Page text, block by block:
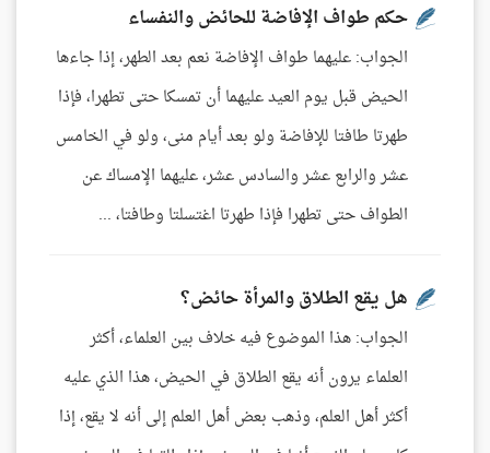
حكم طواف الإفاضة للحائض والنفساء
الجواب: عليهما طواف الإفاضة نعم بعد الطهر، إذا جاءها
الحيض قبل يوم العيد عليهما أن تمسكا حتى تطهرا، فإذا
طهرتا طافتا للإفاضة ولو بعد أيام منى، ولو في الخامس
عشر والرابع عشر والسادس عشر، عليهما الإمساك عن
الطواف حتى تطهرا فإذا طهرتا اغتسلتا وطافتا، ...
هل يقع الطلاق والمرأة حائض؟
الجواب: هذا الموضوع فيه خلاف بين العلماء، أكثر
العلماء يرون أنه يقع الطلاق في الحيض، هذا الذي عليه
أكثر أهل العلم، وذهب بعض أهل العلم إلى أنه لا يقع، إذا